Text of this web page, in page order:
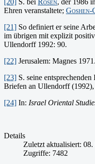
[20] S. bei Rosén, der 1986
Ehren veranstaltete;
[21] So definiert er seine
im übrigen mit explizit
Ullendorff 1992: 90.
[22] Jerusalem: Magnes 1971.
[23] S. seine
Briefen an Ullendorff (1992),
[24] In: Israel Oriental
Details
Zuletzt aktualisiert:
Zugriffe: 7482